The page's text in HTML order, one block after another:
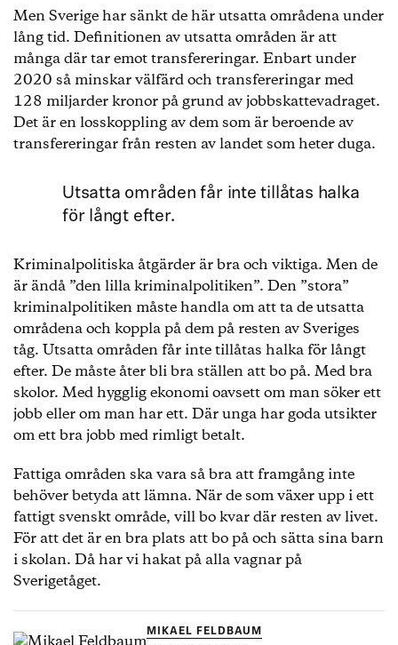
Men Sverige har sänkt de här utsatta områdena under
lång tid. Definitionen av utsatta områden är att
många där tar emot transfereringar. Enbart under
2020 så minskar välfärd och transfereringar med
128 miljarder kronor på grund av jobbskattevadraget.
Det är en losskoppling av dem som är beroende av
transfereringar från resten av landet som heter duga.
Utsatta områden får inte tillåtas halka
för långt efter.
Kriminalpolitiska åtgärder är bra och viktiga. Men de
är ändå ”den lilla kriminalpolitiken”. Den ”stora”
kriminalpolitiken måste handla om att ta de utsatta
områdena och koppla på dem på resten av Sveriges
tåg. Utsatta områden får inte tillåtas halka för långt
efter. De måste åter bli bra ställen att bo på. Med bra
skolor. Med hygglig ekonomi oavsett om man söker ett
jobb eller om man har ett. Där unga har goda utsikter
om ett bra jobb med rimligt betalt.
Fattiga områden ska vara så bra att framgång inte
behöver betyda att lämna. När de som växer upp i ett
fattigt svenskt område, vill bo kvar där resten av livet.
För att det är en bra plats att bo på och sätta sina barn
i skolan. Då har vi hakat på alla vagnar på
Sverigetåget.
MIKAEL FELDBAUM